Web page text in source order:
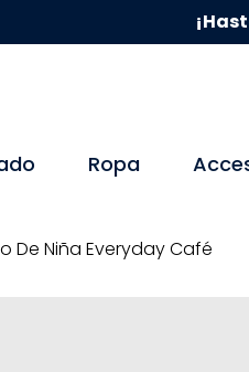
Ropa
De Niña Everyday Café